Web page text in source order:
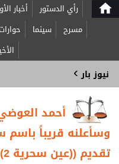
home رأي الدستور أخبار
مسرح
سينما حوارات
نيوز بار ›
أحمد
وسأعلنه قريباً
تقديم ((عين سحرية 2))